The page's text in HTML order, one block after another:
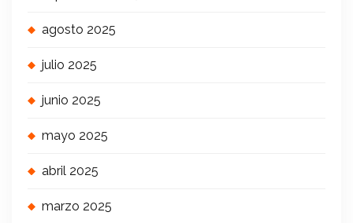
agosto 2025
julio 2025
junio 2025
mayo 2025
abril 2025
marzo 2025